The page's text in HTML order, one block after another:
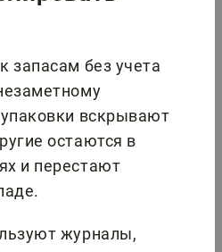
запасам без учета
вскрывают
остаются в
и перестают
журналы,